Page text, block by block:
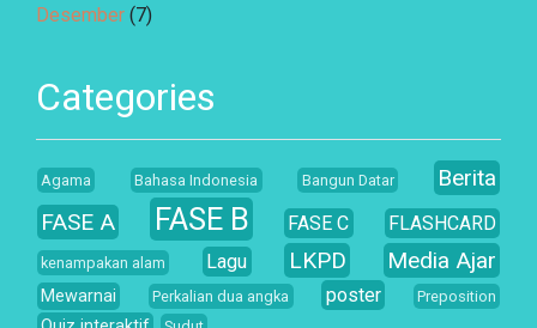
Desember (7)
Categories
Agama Bahasa Indonesia Bangun Datar
Berita
FASE A
FASE B FASE C FLASHCARD
kenampakan alam Lagu LKPD Media Ajar
Mewarnai Perkalian dua angka poster Preposition